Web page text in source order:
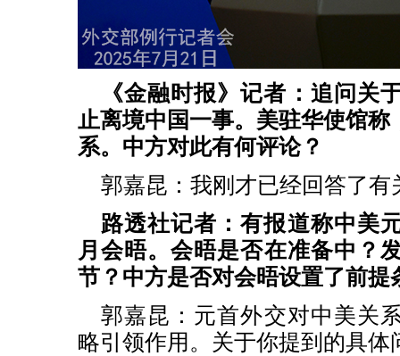
《金融时报》记者：追问关
止离境中国一事。美驻华使馆称
系。中方对此有何评论？
郭嘉昆： 我刚才已经回答了有
路透社记者：有报道称中美
月会晤。会晤是否在准备中？
节？中方是否对会晤设置了前提
郭嘉昆： 元首外交对中美关
略引领作用。关于你提到的具体